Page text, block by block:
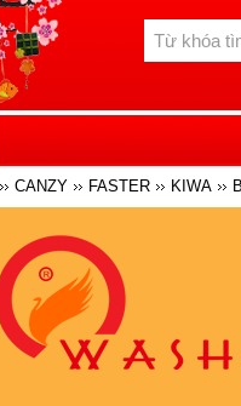
CANZY FASTER KIWA